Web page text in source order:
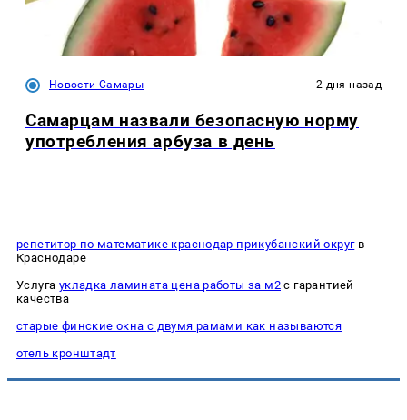
Новости Самары 2 дня назад
Самарцам назвали безопасную норму
употребления арбуза в день
репетитор по математике краснодар прикубанский округв
Краснодаре
Услуга укладка ламината цена работы за м2 с гарантией
качества
старые финские окна с двумя рамами как называются
отель кронштадт